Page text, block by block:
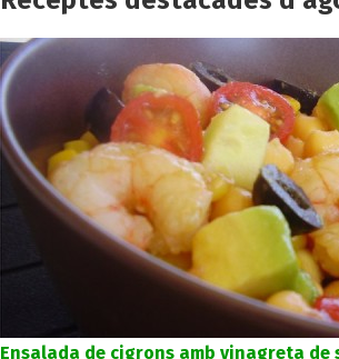
Ensalada de cigrons amb vinagreta de